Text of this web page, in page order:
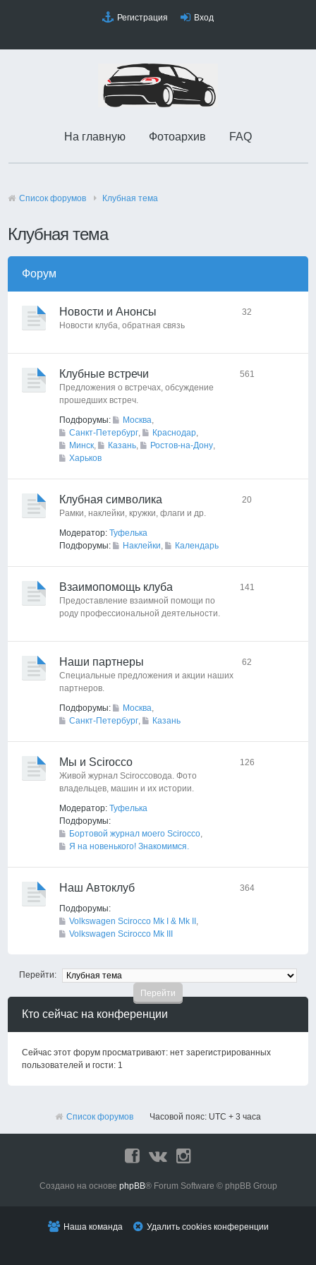
Регистрация Вход
На главную Фотоархив FAQ
Список форумов Клубная тема
Клубная тема
Форум
Новости и Анонсы
Новости клуба, обратная связь
32
Клубные встречи
Предложения о встречах, обсуждение
прошедших встреч.
Подфорумы:
Москва,
Санкт-Петербург, Краснодар,
Минск, Казань, Ростов-на-Дону,
Харьков
561
Клубная символика
Рамки, наклейки, кружки, флаги и др.
Модератор: Туфелька
Подфорумы:
Наклейки, Календарь
20
Взаимопомощь клуба
Предоставление взаимной помощи по
роду профессиональной деятельности.
141
Наши партнеры
Специальные предложения и акции наших
партнеров.
Подфорумы:
Москва,
Санкт-Петербург, Казань
62
Мы и Scirocco
Живой журнал Sciroccoвода. Фото
владельцев, машин и их истории.
Модератор: Туфелька
Подфорумы:
Бортовой журнал моего Scirocco,
Я на новенького! Знакомимся.
126
Наш Автоклуб
Подфорумы:
Volkswagen Scirocco Mk I & Mk II ,
Volkswagen Scirocco Mk III
364
Перейти:
Кто сейчас на конференции
Сейчас этот форум просматривают: нет зарегистрированных
пользователей и гости: 1
Список форумов Часовой пояс: UTC + 3 часа
Создано на основе phpBB® Forum Software © phpBB Group
Наша команда Удалить cookies конференции